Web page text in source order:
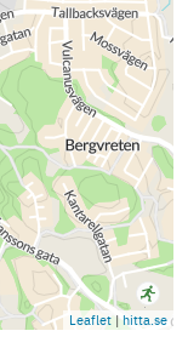
Leaflet | hitta.se